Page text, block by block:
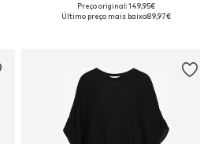
Tamanhos disponíveis: S, M, L, XL, XXL
Preço original: 149,95€
Último preço mais baixo:89,97€